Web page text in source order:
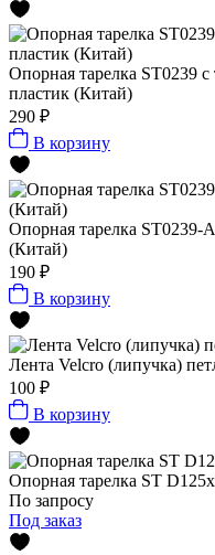
Опорная тарелка ST0239
пластик (Китай)
290 ₽
В корзину
Опорная тарелка
(Китай)
190 ₽
В корзину
Лента Velcro (липучка)
100 ₽
В корзину
Опорная тарелка ST
По запросу
Под заказ